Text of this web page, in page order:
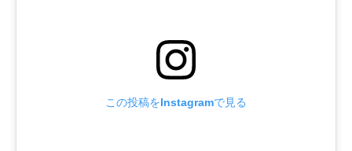
この投稿をInstagramで見る